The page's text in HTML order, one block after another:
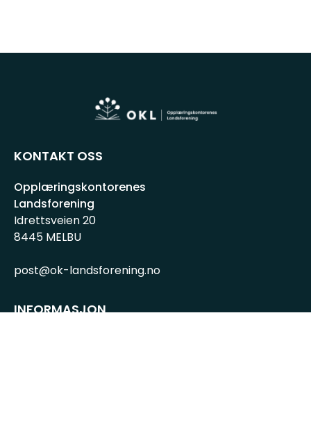
KONTAKT OSS
Opplæringskontorenes
Landsforening
Idrettsveien 20
8445 MELBU
post@ok-landsforening.no
INFORMASJON